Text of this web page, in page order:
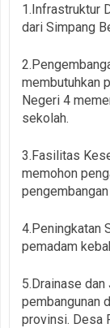
1.Infrastruktur
dari Simpang
membutuhkan
Negeri 4
sekolah.
3.Fasilitas
memohon
pengembangan
4.Peningkatan
pemadam
5.Drainase dan
pembangunan
provinsi. Desa